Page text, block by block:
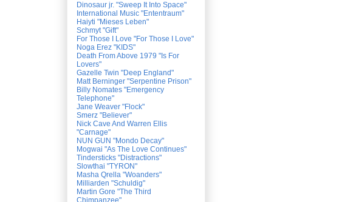
Dinosaur jr. "Sweep It Into Space"
International Music "Ententraum"
Haiyti "Mieses Leben"
Schmyt "Gift"
For Those I Love "For Those I Love"
Noga Erez "KIDS"
Death From Above 1979 "Is For
Lovers"
Gazelle Twin "Deep England"
Matt Berninger "Serpentine Prison"
Billy Nomates "Emergency
Telephone"
Jane Weaver "Flock"
Smerz "Believer"
Nick Cave And Warren Ellis
"Carnage"
NUN GUN "Mondo Decay"
Mogwai "As The Love Continues"
Tindersticks "Distractions"
Slowthai "TYRON"
Masha Qrella "Woanders"
Milliarden "Schuldig"
Martin Gore "The Third
Chimpanzee"